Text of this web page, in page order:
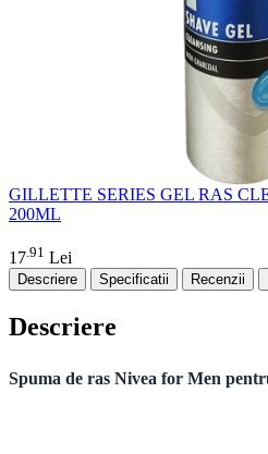
GILLETTE SERIES GEL RAS
200ML
17 91 Lei
Descriere Specificatii Recenzii
Descriere
Spuma de ras Nivea for Men